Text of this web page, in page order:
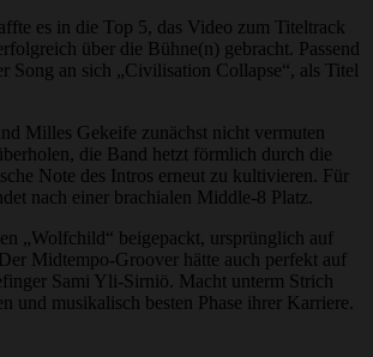
es in die Top 5, das Video zum Titeltrack
über die Bühne(n) gebracht. Passend
Song an sich „Civilisation Collapse“, als Titel
Milles Gekeife zunächst nicht vermuten
die Band hetzt förmlich durch die
Note des Intros erneut zu kultivieren. Für
nach einer brachialen Middle-8 Platz.
„Wolfchild“ beigepackt, ursprünglich auf
Midtempo-Groover hätte auch perfekt auf
Sami Yli-Sirniö. Macht unterm Strich
und musikalisch besten Phase ihrer Karriere.